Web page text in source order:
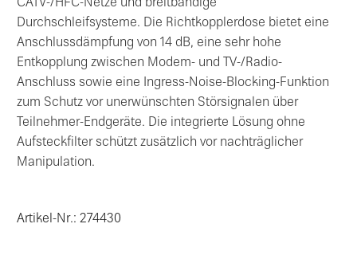
CATV-/HFC-Netze und breitbandige
Durchschleifsysteme. Die Richtkopplerdose bietet eine
Anschlussdämpfung von 14 dB, eine sehr hohe
Entkopplung zwischen Modem- und TV-/Radio-
Anschluss sowie eine Ingress-Noise-Blocking-Funktion
zum Schutz vor unerwünschten Störsignalen über
Teilnehmer-Endgeräte. Die integrierte Lösung ohne
Aufsteckfilter schützt zusätzlich vor nachträglicher
Manipulation.
Artikel-Nr.: 274430